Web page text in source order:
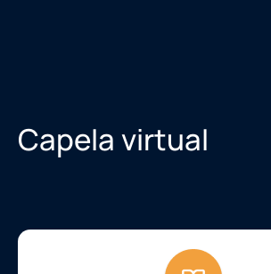
Capela virtual